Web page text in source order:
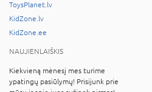
ToysPlanet.lv
KidZone.lv
KidZone.ee
NAUJIENLAIŠKIS
Kiekvieną mėnesį mes turime
ypatingų pasiūlymų! Prisijunk prie